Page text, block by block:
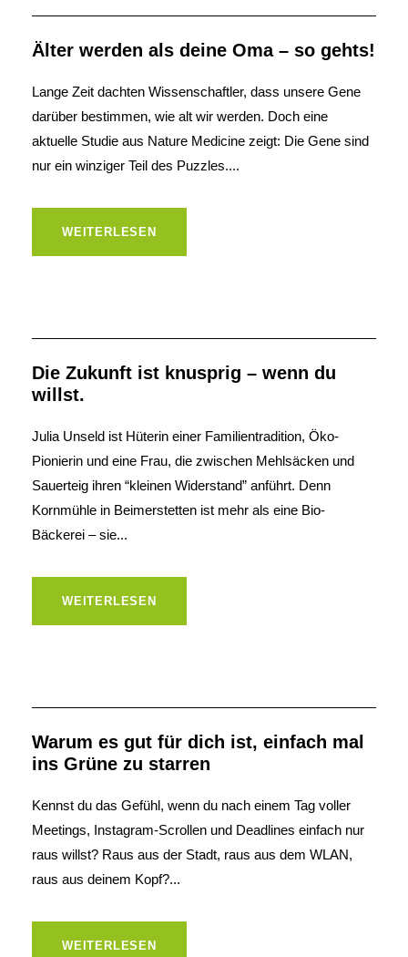
Älter werden als deine Oma – so gehts!
Lange Zeit dachten Wissenschaftler, dass unsere Gene
darüber bestimmen, wie alt wir werden. Doch eine
aktuelle Studie aus Nature Medicine zeigt: Die Gene sind
nur ein winziger Teil des Puzzles....
WEITERLESEN
Die Zukunft ist knusprig – wenn du
willst.
Julia Unseld ist Hüterin einer Familientradition, Öko-
Pionierin und eine Frau, die zwischen Mehlsäcken und
Sauerteig ihren “kleinen Widerstand” anführt. Denn
Kornmühle in Beimerstetten ist mehr als eine Bio-
Bäckerei – sie...
WEITERLESEN
Warum es gut für dich ist, einfach mal
ins Grüne zu starren
Kennst du das Gefühl, wenn du nach einem Tag voller
Meetings, Instagram-Scrollen und Deadlines einfach nur
raus willst? Raus aus der Stadt, raus aus dem WLAN,
raus aus deinem Kopf?...
WEITERLESEN